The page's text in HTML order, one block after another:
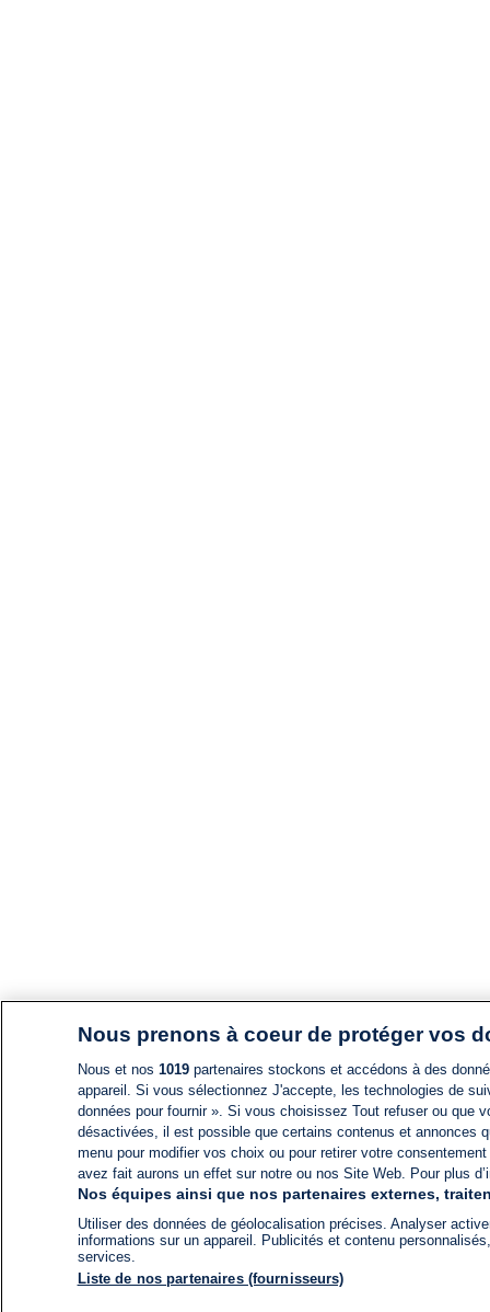
Nous prenons à coeur de protéger vos
Nous et nos 1019partenaires stockons et accédons à des
appareil. Si vous sélectionnez J'accepte, les technologies de
données pour fournir ». Si vous choisissez Tout refuser ou
désactivées, il est possible que certains contenus et annonces
menu pour modifier vos choix ou pour retirer votre
avez fait aurons un effet sur notre ou nos Site Web. Pour plus
Nos équipes ainsi que nos partenaires externes,
Utiliser des données de géolocalisation précises. Analyser
informations sur un appareil. Publicités et contenu
services.
Liste de nos partenaires (fournisseurs)